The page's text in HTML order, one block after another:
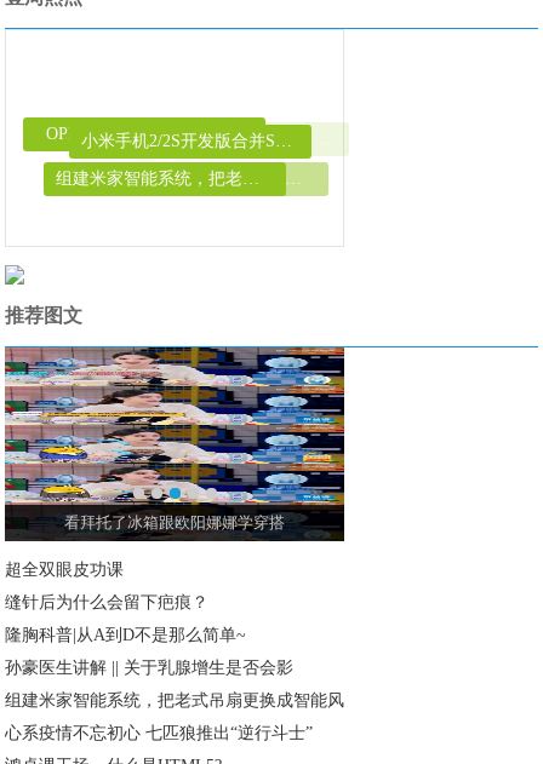
超全双眼皮功课
缝针后为什么会留下疤痕？
组建米家智能系统，把老式吊扇更换成智能风
心系疫情不忘初心 七匹狼推出“逆行斗士”
推荐图文
看拜托了冰箱跟欧阳娜娜学穿搭
超全双眼皮功课
缝针后为什么会留下疤痕？
隆胸科普|从A到D不是那么简单~
孙豪医生讲解 || 关于乳腺增生是否会影
组建米家智能系统，把老式吊扇更换成智能风
心系疫情不忘初心 七匹狼推出“逆行斗士”